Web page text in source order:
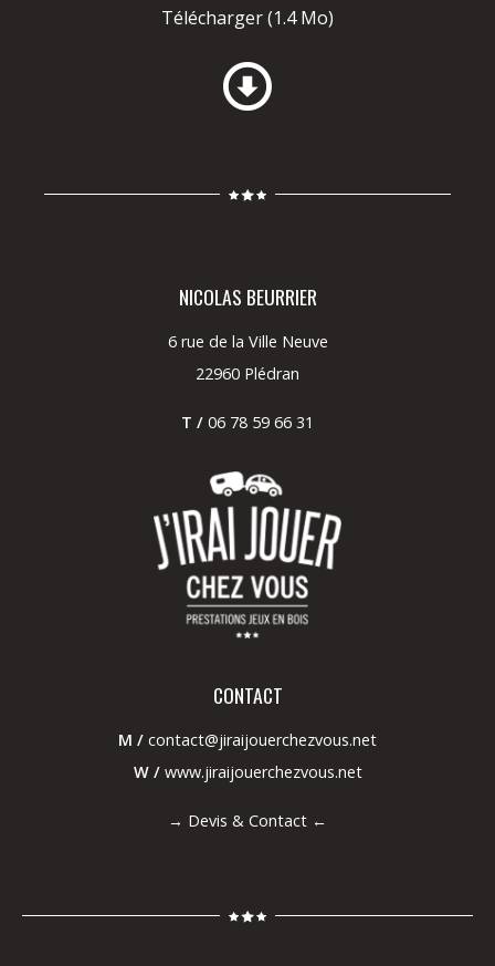
Télécharger(1.4 Mo)
NICOLAS BEURRIER
6 rue de la Ville Neuve
22960 Plédran
T / 06 78 59 66 31
CONTACT
M / contact@jiraijouerchezvous.net
W / www.jiraijouerchezvous.net
→ Devis & Contact ←